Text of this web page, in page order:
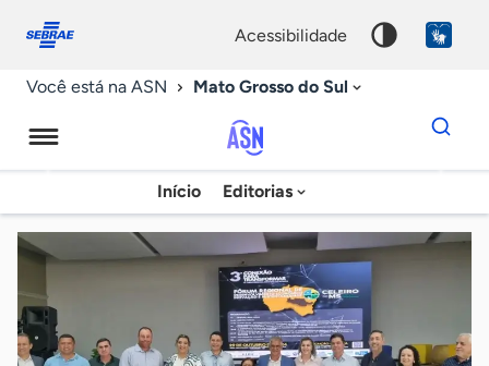
conosco
acessibilidade
Você está na ASN Mato Grosso do Sul
Agência
Sebrae
de
Notícias
Início Editorias
Dados
para
chave